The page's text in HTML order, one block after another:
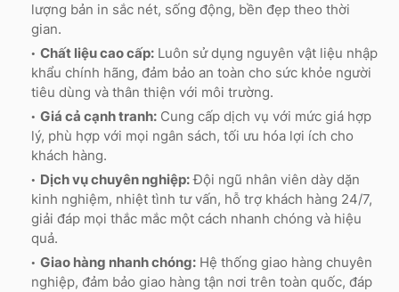
lượng bản in sắc nét, sống động, bền đẹp theo thời
gian.
Chất liệu cao cấp: Luôn sử dụng nguyên vật liệu nhập
khẩu chính hãng, đảm bảo an toàn cho sức khỏe người
tiêu dùng và thân thiện với môi trường.
Giá cả cạnh tranh: Cung cấp dịch vụ với mức giá hợp
lý, phù hợp với mọi ngân sách, tối ưu hóa lợi ích cho
khách hàng.
Dịch vụ chuyên nghiệp:Đội ngũ nhân viên dày dặn
kinh nghiệm, nhiệt tình tư vấn, hỗ trợ khách hàng 24/7,
giải đáp mọi thắc mắc một cách nhanh chóng và hiệu
quả.
Giao hàng nhanh chóng: Hệ thống giao hàng chuyên
nghiệp, đảm bảo giao hàng tận nơi trên toàn quốc, đáp